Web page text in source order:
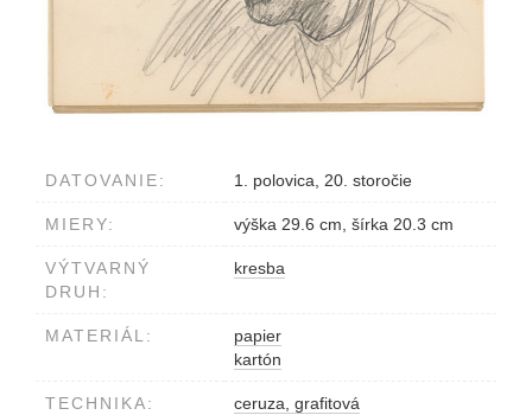
DATOVANIE: 1. polovica, 20. storočie
MIERY: výška 29.6 cm, šírka 20.3 cm
VÝTVARNÝ
DRUH:
kresba
MATERIÁL:
papier
kartón
TECHNIKA:
ceruza, grafitová